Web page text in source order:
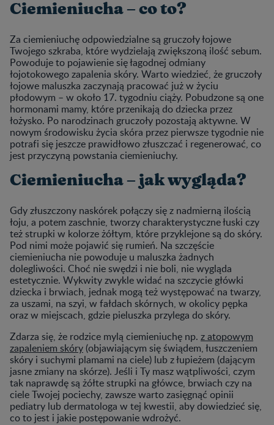
Ciemieniucha – co to?
Za ciemieniuchę odpowiedzialne są gruczoły łojowe
Twojego szkraba, które wydzielają zwiększoną ilość sebum.
Powoduje to pojawienie się łagodnej odmiany
łojotokowego zapalenia skóry. Warto wiedzieć, że gruczoły
łojowe maluszka zaczynają pracować już w życiu
płodowym – w około 17. tygodniu ciąży. Pobudzone są one
hormonami mamy, które przenikają do dziecka przez
łożysko. Po narodzinach gruczoły pozostają aktywne. W
nowym środowisku życia skóra przez pierwsze tygodnie nie
potrafi się jeszcze prawidłowo złuszczać i regenerować, co
jest przyczyną powstania ciemieniuchy.
Ciemieniucha – jak wygląda?
Gdy złuszczony naskórek połączy się z nadmierną ilością
łoju, a potem zaschnie, tworzy charakterystyczne łuski czy
też strupki w kolorze żółtym, które przyklejone są do skóry.
Pod nimi może pojawić się rumień. Na szczęście
ciemieniucha nie powoduje u maluszka żadnych
dolegliwości. Choć nie swędzi i nie boli, nie wygląda
estetycznie. Wykwity zwykle widać na szczycie główki
dziecka i brwiach, jednak mogą też występować na twarzy,
za uszami, na szyi, w fałdach skórnych, w okolicy pępka
oraz w miejscach, gdzie pieluszka przylega do skóry.
Zdarza się, że rodzice mylą ciemieniuchę np. z atopowym
zapaleniem skóry(objawiającym się świądem, łuszczeniem
skóry i suchymi plamami na ciele) lub z łupieżem (dającym
jasne zmiany na skórze). Jeśli i Ty masz wątpliwości, czym
tak naprawdę są żółte strupki na główce, brwiach czy na
ciele Twojej pociechy, zawsze warto zasięgnąć opinii
pediatry lub dermatologa w tej kwestii, aby dowiedzieć się,
co to jest i jakie postępowanie wdrożyć.